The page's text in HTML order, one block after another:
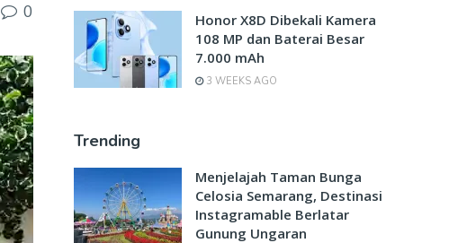
0
Honor X8D Dibekali Kamera
108 MP dan Baterai Besar
7.000 mAh
3 WEEKS AGO
Trending
Menjelajah Taman Bunga
Celosia Semarang, Destinasi
Instagramable Berlatar
Gunung Ungaran